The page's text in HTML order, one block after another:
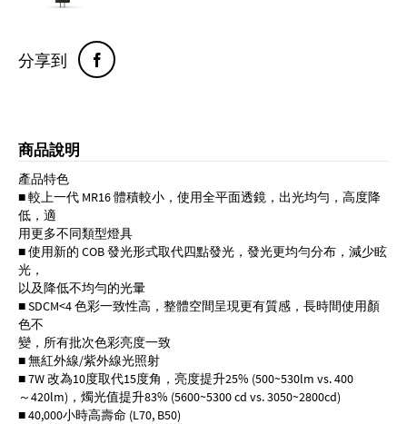
分享到
商品說明
產品特色
■ 較上一代 MR16 體積較小，使用全平面透鏡，出光均勻，高度降
低，適
用更多不同類型燈具
■ 使用新的 COB 發光形式取代四點發光，發光更均勻分布，減少眩
光，
以及降低不均勻的光暈
■ SDCM<4 色彩一致性高，整體空間呈現更有質感，長時間使用顏
色不
變，所有批次色彩亮度一致
■ 無紅外線/紫外線光照射
■ 7W 改為10度取代15度角，亮度提升25% (500~530lm vs. 400
～420lm)，燭光值提升83% (5600~5300 cd vs. 3050~2800cd)
■ 40,000小時高壽命 (L70, B50)